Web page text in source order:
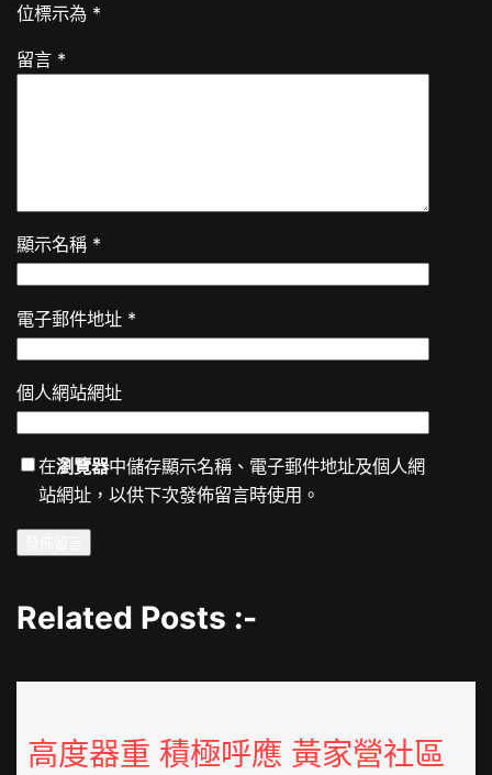
位標示為 *
留言 *
顯示名稱 *
電子郵件地址 *
個人網站網址
在瀏覽器中儲存顯示名稱、電子郵件地址及個人網
站網址，以供下次發佈留言時使用。
Related Posts :-
高度器重 積極呼應 黃家營社區